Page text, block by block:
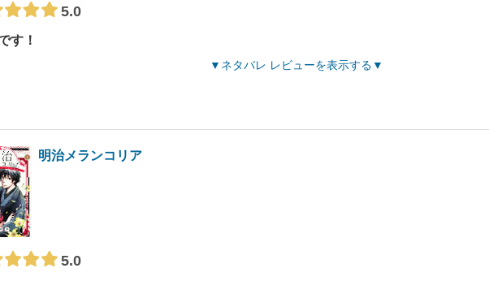
5.0
す！
ネタバレ レビューを表示する
明治メランコリア
5.0